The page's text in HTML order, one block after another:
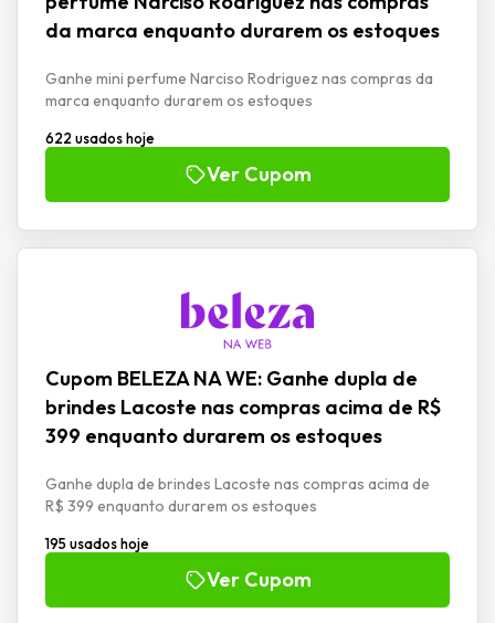
da marca enquanto durarem os estoques
Ganhe mini perfume Narciso Rodriguez nas compras da
marca enquanto durarem os estoques
622 usados hoje
Ver Cupom
Cupom BELEZA NA WE: Ganhe dupla de
brindes Lacoste nas compras acima de R$
399 enquanto durarem os estoques
Ganhe dupla de brindes Lacoste nas compras acima de
R$ 399 enquanto durarem os estoques
195 usados hoje
Ver Cupom